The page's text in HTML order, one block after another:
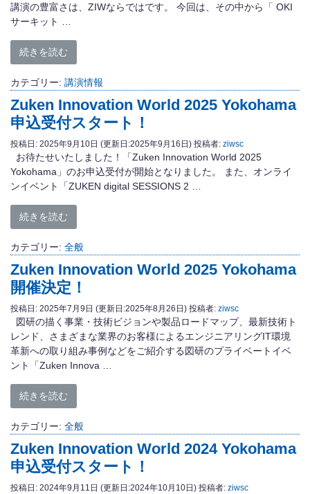
講演の豊富さは、ZIWならではです。 今回は、その中から「 OKI
サーキット …
続きを読む
カテゴリー: 講演情報
Zuken Innovation World 2025 Yokohama
申込受付スタート！
投稿日: 2025年9月10日 (更新日:2025年9月16日) 投稿者: ziwsc
お待たせいたしました！「Zuken Innovation World 2025
Yokohama」のお申込受付が開始となりました。 また、オンライ
ンイベント「ZUKEN digital SESSIONS 2 …
続きを読む
カテゴリー: 全般
Zuken Innovation World 2025 Yokohama
開催決定！
投稿日: 2025年7月9日 (更新日:2025年8月26日) 投稿者: ziwsc
図研の描く事業・技術ビジョンや製品ロードマップ、最新技術ト
レンド、さまざまな業界のお客様によるエンジニアリングIT環境
革新への取り組み事例などをご紹介する図研のプライベートイベ
ント「Zuken Innova …
続きを読む
カテゴリー: 全般
Zuken Innovation World 2024 Yokohama
申込受付スタート！
投稿日: 2024年9月11日 (更新日:2024年10月10日) 投稿者: ziwsc